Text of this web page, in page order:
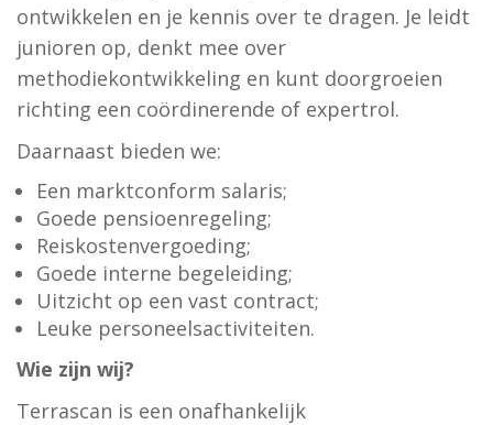
ontwikkelen en je kennis over te dragen. Je leidt
junioren op, denkt mee over
methodiekontwikkeling en kunt doorgroeien
richting een coördinerende of expertrol.
Daarnaast bieden we:
Een marktconform salaris;
Goede pensioenregeling;
Reiskostenvergoeding;
Goede interne begeleiding;
Uitzicht op een vast contract;
Leuke personeelsactiviteiten.
Wie zijn wij?
Terrascan is een onafhankelijk